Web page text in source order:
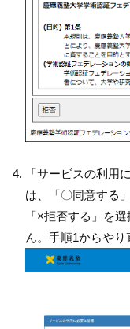
「サービスの利用
は、「〇同意する
「×拒否する」を
ん。手順1からやり